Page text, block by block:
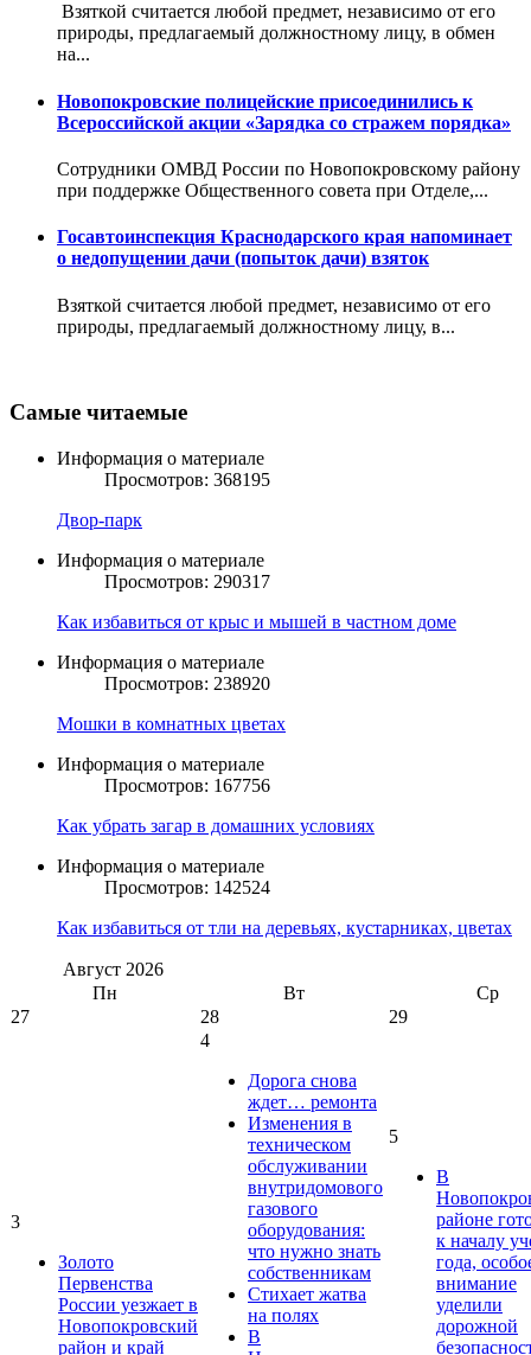
Взяткой считается любой предмет, независимо от его
природы, предлагаемый должностному лицу, в обмен
на...
Новопокровские полицейские присоединились к
Всероссийской акции «Зарядка со стражем порядка»
Сотрудники ОМВД России по Новопокровскому району
при поддержке Общественного совета при Отделе,...
Госавтоинспекция Краснодарского края напоминает
о недопущении дачи (попыток дачи) взяток
Взяткой считается любой предмет, независимо от его
природы, предлагаемый должностному лицу, в...
Самые читаемые
Информация о материале
Просмотров: 368195
Двор-парк
Информация о материале
Просмотров: 290317
Как избавиться от крыс и мышей в частном доме
Информация о материале
Просмотров: 238920
Мошки в комнатных цветах
Информация о материале
Просмотров: 167756
Как убрать загар в домашних условиях
Информация о материале
Просмотров: 142524
Как избавиться от тли на деревьях, кустарниках, цветах
Август 2026
Пн
Вт
Ср
27
28 29
3
Золото
Первенства
России уезжает в
Новопокровский
район и край
4
Дорога снова
ждет… ремонта
Изменения в
техническом
обслуживании
внутридомового
газового
оборудования:
что нужно знать
собственникам
Стихает жатва
на полях
В
5
В
районе
к началу
года,
внимание
уделили
дорожной